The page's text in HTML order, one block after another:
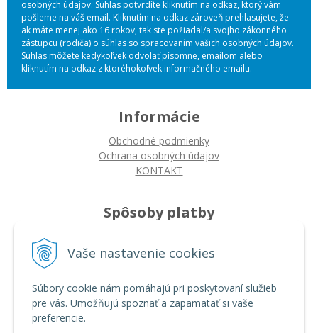
Vaše nastavenie cookies
Súbory cookie nám pomáhajú pri poskytovaní služieb
pre vás. Umožňujú spoznať a zapamätať si vaše
preferencie.
osobných údajov. Súhlas potvrdíte kliknutím na odkaz, ktorý vám
pošleme na váš email. Kliknutím na odkaz zároveň prehlasujete, že
ak máte menej ako 16 rokov, tak ste požiadal/a svojho zákonného
zástupcu (rodiča) o súhlas so spracovaním vašich osobných údajov.
Súhlas môžete kedykoľvek odvolať písomne, emailom alebo
kliknutím na odkaz z ktoréhokoľvek informačného emailu.
Informácie
Obchodné podmienky
Ochrana osobných údajov
KONTAKT
Spôsoby platby
Platba bankovým prevodom
Ako nakupovať